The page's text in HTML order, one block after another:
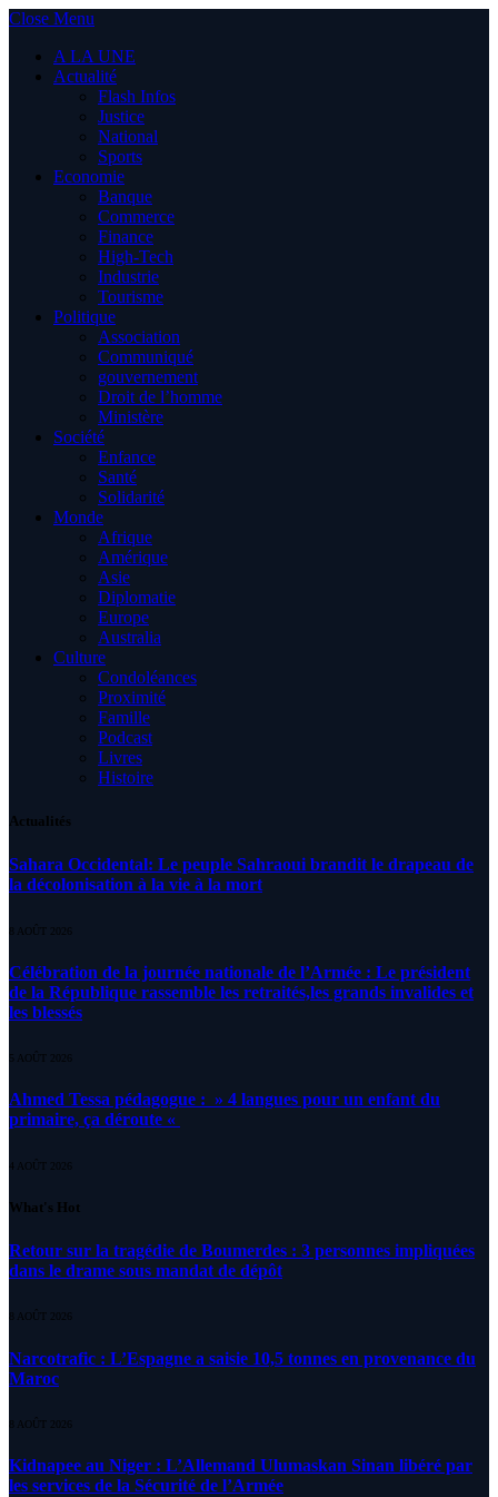
Close Menu
A LA UNE
Actualité
Flash Infos
Justice
National
Sports
Economie
Banque
Commerce
Finance
High-Tech
Industrie
Tourisme
Politique
Association
Communiqué
gouvernement
Droit de l’homme
Ministère
Société
Enfance
Santé
Solidarité
Monde
Afrique
Amérique
Asie
Diplomatie
Europe
Australia
Culture
Condoléances
Proximité
Famille
Podcast
Livres
Histoire
Actualités
Sahara Occidental: Le peuple Sahraoui brandit le drapeau de
la décolonisation à la vie à la mort
8 AOÛT 2026
Célébration de la journée nationale de l’Armée : Le président
de la République rassemble les retraités,les grands invalides et
les blessés
5 AOÛT 2026
Ahmed Tessa pédagogue : » 4 langues pour un enfant du
primaire, ça déroute «
4 AOÛT 2026
What's Hot
Retour sur la tragédie de Boumerdes : 3 personnes impliquées
dans le drame sous mandat de dépôt
8 AOÛT 2026
Narcotrafic : L’Espagne a saisie 10,5 tonnes en provenance du
Maroc
8 AOÛT 2026
Kidnapee au Niger : L’Allemand Ulumaskan Sinan libéré par
les services de la Sécurité de l’Armée